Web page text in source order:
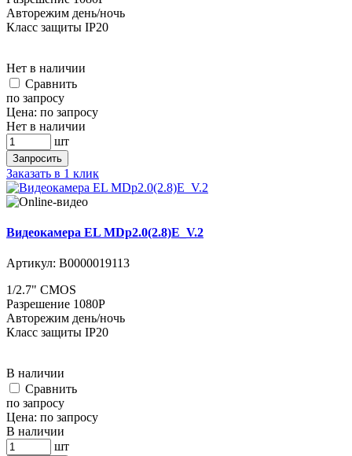
Авторежим день/ночь
Класс защиты IP20
Нет в наличии
Cравнить
по запросу
Цена: по запросу
Нет в наличии
шт
Запросить
Заказать в 1 клик
Видеокамера EL MDp2.0(2.8)E_V.2
Артикул: В0000019113
1/2.7" CMOS
Разрешение 1080P
Авторежим день/ночь
Класс защиты IP20
В наличии
Cравнить
по запросу
Цена: по запросу
В наличии
шт